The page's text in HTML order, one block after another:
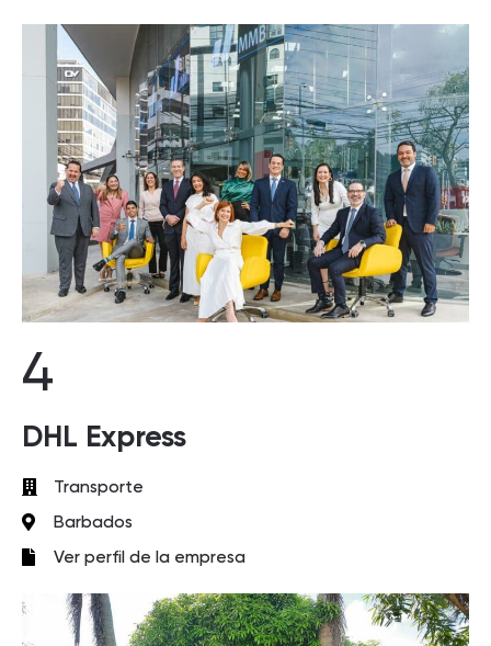
4
DHL Express
Transporte
Barbados
Ver perfil de la empresa